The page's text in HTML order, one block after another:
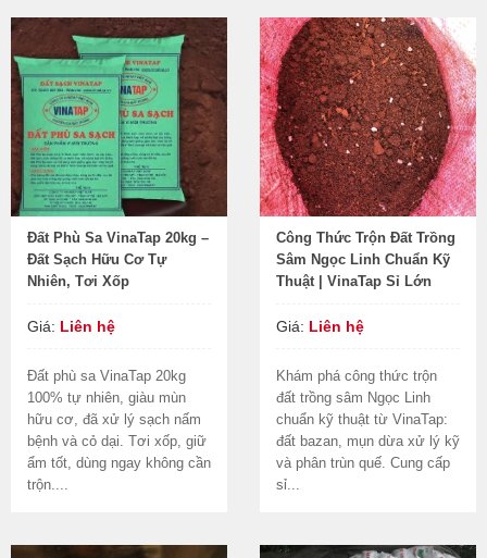
Đất Phù Sa VinaTap 20kg –
Đất Sạch Hữu Cơ Tự
Nhiên, Tơi Xốp
Giá: Liên hệ
Đất phù sa VinaTap 20kg
100% tự nhiên, giàu mùn
hữu cơ, đã xử lý sạch nấm
bệnh và cỏ dại. Tơi xốp, giữ
ẩm tốt, dùng ngay không cần
trộn....
Công Thức Trộn Đất Trồng
Sâm Ngọc Linh Chuẩn Kỹ
Thuật | VinaTap Sỉ Lớn
Giá: Liên hệ
Khám phá công thức trộn
đất trồng sâm Ngọc Linh
chuẩn kỹ thuật từ VinaTap:
đất bazan, mụn dừa xử lý kỹ
và phân trùn quế. Cung cấp
sỉ...